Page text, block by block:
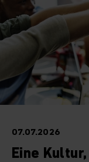
07.07.2026
Eine